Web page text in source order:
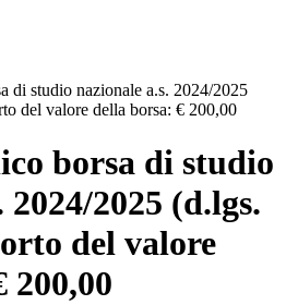
di studio nazionale a.s. 2024/2025
del valore della borsa: € 200,00
borsa di studio
2024/2025 (d.lgs.
del valore
200,00